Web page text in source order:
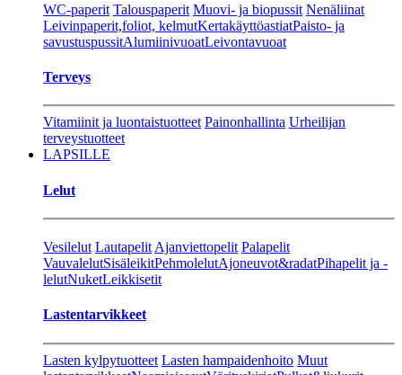
WC-paperit Talouspaperit Muovi- ja biopussit Nenäliinat
Leivinpaperit,foliot, kelmutKertakäyttöastiatPaisto- ja
savustuspussitAlumiinivuoatLeivontavuoat
Terveys
Vitamiinit ja luontaistuotteet Painonhallinta Urheilijan
terveystuotteet
LAPSILLE
Lelut
Vesilelut Lautapelit Ajanviettopelit Palapelit
VauvalelutSisäleikitPehmolelutAjoneuvot&radatPihapelit ja -
lelutNuketLeikkisetit
Lastentarvikkeet
Lasten kylpytuotteet Lasten hampaidenhoito Muut